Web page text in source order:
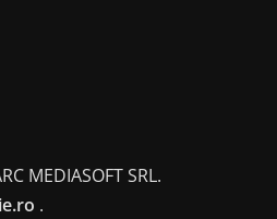
MEDIASOFT SRL.
.